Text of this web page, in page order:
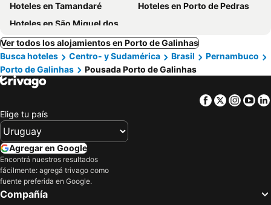
Hoteles en Tamandaré
Hoteles en Porto de Pedras
Hoteles en São Miguel dos Milagres
Ver todos los alojamientos en Porto de Galinhas
Busca hoteles
Centro- y Sudamérica Brasil
Pernambuco
Porto de Galinhas
Pousada Porto de Galinhas
Facebook
Twitter
Elige tu país
Agregar en Google
Encontrá nuestros resultados
fácilmente: agregá trivago como
fuente preferida en Google.
Compañía